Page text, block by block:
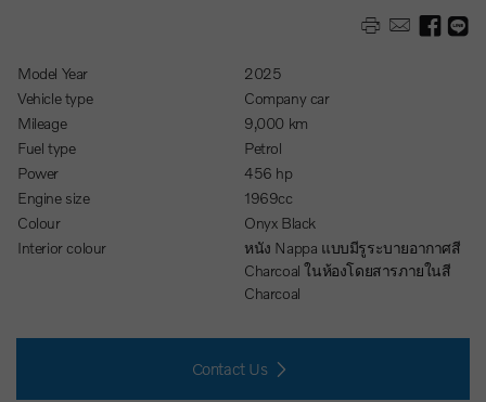
Model Year
2025
Vehicle type
Company car
Mileage
9,000 km
Fuel type
Petrol
Power
456 hp
Engine size
1969cc
Colour
Onyx Black
Interior colour
หนัง Nappa แบบมีรูระบายอากาศสี
Charcoal ในห้องโดยสารภายในสี
Charcoal
Contact Us